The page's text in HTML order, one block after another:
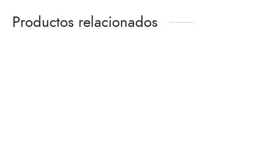
Productos relacionados